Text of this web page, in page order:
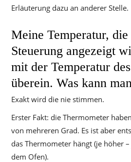
Erläuterung dazu an anderer Stelle.
Meine Temperatur, die
Steuerung angezeigt
mit der Temperatur
überein. Was kann
Exakt wird die nie stimmen.
Erster Fakt: die Thermometer
von mehreren Grad. Es ist aber
das Thermometer hängt (je höher
dem Ofen).